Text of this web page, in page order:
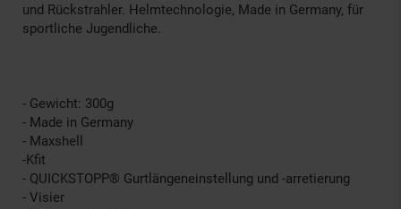
und Rückstrahler. Helmtechnologie, Made in Germany, für
sportliche Jugendliche.
- Gewicht: 300g
- Made in Germany
- Maxshell
-Kfit
- QUICKSTOPP® Gurtlängeneinstellung und -arretierung
- Visier